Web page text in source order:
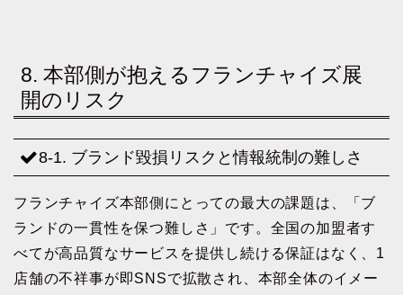
8. 本部側が抱えるフランチャイズ展
開のリスク
8-1. ブランド毀損リスクと情報統制の難しさ
フランチャイズ本部側にとっての最大の課題は、「ブ
ランドの一貫性を保つ難しさ」です。全国の加盟者す
べてが高品質なサービスを提供し続ける保証はなく、1
店舗の不祥事が即SNSで拡散され、本部全体のイメー